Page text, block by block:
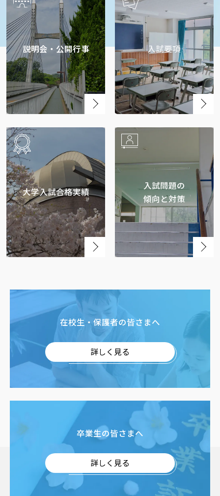
説明会・公開行事 入試要項
大学入試合格実績
入試問題の
傾向と対策
在校生・保護者の皆さまへ
詳しく見る
卒業生の皆さまへ
詳しく見る